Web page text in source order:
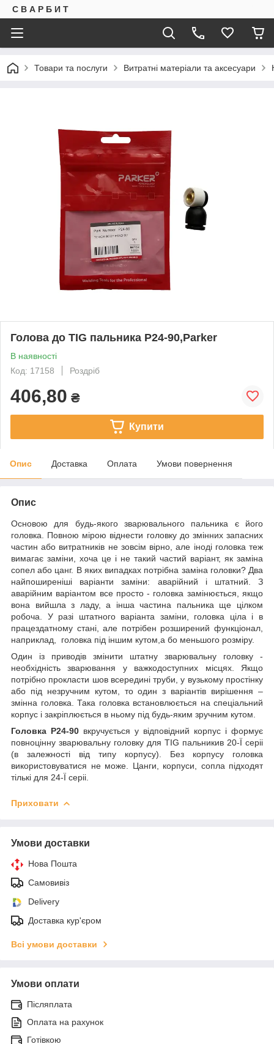
С В А Р Б И Т
Товари та послуги Витратні матеріали та аксесуари
Голова до ТІG пальника P24-90,Parker
В наявності
Код: 17158
Роздріб
406,80 ₴
Купити
Опис Доставка Оплата Умови повернення
Опис
Основою для будь-якого зварювального пальника є його
головка. Повною мірою віднести головку до змінних запасних
частин або витратників не зовсім вірно, але іноді головка теж
вимагає заміни, хоча це і не такий частий варіант, як заміна
сопел або цанг. В яких випадках потрібна заміна головки? Два
найпоширеніші варіанти заміни: аварійний і штатний. З
аварійним варіантом все просто - головка замінюється, якщо
вона вийшла з ладу, а інша частина пальника ще цілком
робоча. У разі штатного варіанта заміни, головка ціла і в
працездатному стані, але потрібен розширений функціонал,
наприклад, головка під іншим кутом,а бо меньшого розміру.
Один із приводів змінити штатну зварювальну головку -
необхідність зварювання у важкодоступних місцях. Якщо
потрібно прокласти шов всередині труби, у вузькому простінку
або під незручним кутом, то один з варіантів вирішення –
змінна головка. Така головка встановлюється на спеціальний
корпус і закріплюється в ньому під будь-яким зручним кутом.
Головка P24-90 вкручується у відповідний корпус і формує
повноцінну зварювальну головку для ТІG пальникив 20-Ї серіі
(в залежності від типу корпусу). Без корпусу головка
використовуватися не може. Цанги, корпуси, сопла підходят
тількі для 24-Ї серіі.
Приховати
Умови доставки
Нова Пошта
Самовивіз
Delivery
Доставка кур'єром
Всі умови доставки
Умови оплати
Післяплата
Оплата на рахунок
Готівкою